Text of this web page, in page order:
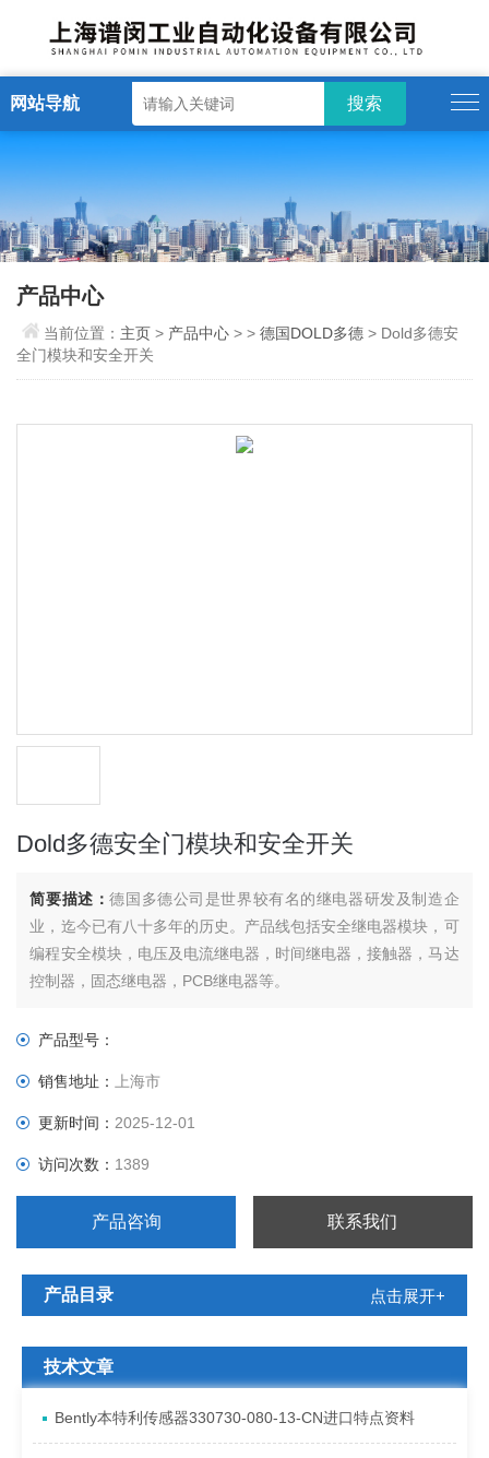
网站导航
产品中心
当前位置： 主页> 产品中心 > >德国DOLD多德 > Dold多德安
全门模块和安全开关
Dold多德安全门模块和安全开关
简要描述：德国多德公司是世界较有名的继电器研发及制造企
业，迄今已有八十多年的历史。产品线包括安全继电器模块，可
编程安全模块，电压及电流继电器，时间继电器，接触器，马达
控制器，固态继电器，PCB继电器等。
产品型号：
销售地址：上海市
更新时间：2025-12-01
访问次数： 1389
产品咨询 联系我们
产品目录 点击展开+
技术文章
Bently本特利传感器330730-080-13-CN进口特点资料